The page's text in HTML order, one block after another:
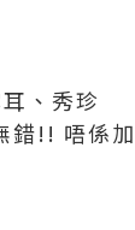
、秀珍
錯!! 唔係加